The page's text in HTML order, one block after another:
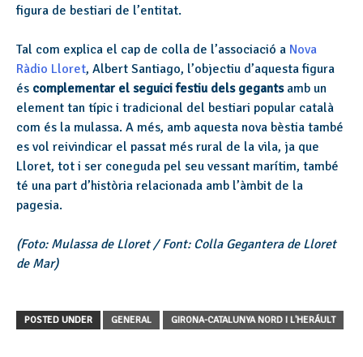
figura de bestiari de l’entitat.
Tal com explica el cap de colla de l’associació a Nova
Ràdio Lloret, Albert Santiago, l’objectiu d’aquesta figura
és complementar el seguici festiu dels gegantsamb un
element tan típic i tradicional del bestiari popular català
com és la mulassa. A més, amb aquesta nova bèstia també
es vol reivindicar el passat més rural de la vila, ja que
Lloret, tot i ser coneguda pel seu vessant marítim, també
té una part d’història relacionada amb l’àmbit de la
pagesia.
(Foto: Mulassa de Lloret / Font: Colla Gegantera de Lloret
de Mar)
POSTED UNDER GENERAL GIRONA-CATALUNYA NORD I L'HERÁULT